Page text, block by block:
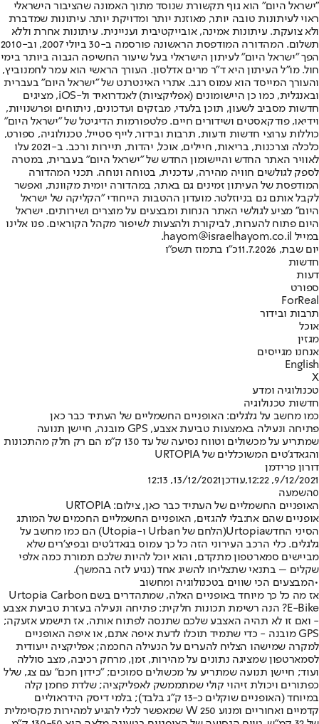
"ישראל היום" הוא גוף תקשורת שנוסד מתוך האמונה שהציבור הישראלי
ראוי לעיתונות טובה יותר, מאוזנת יותר ומדויקת יותר. עיתונות שמדברת
ולא צועקת. עיתונות אמינה, אובייקטיבית ועניינית. עיתונות אחרת וללא
תשלום. המהדורה המודפסת הראשונה פורסמה ב-30 ביולי 2007, וב-2010
הפך "ישראל היום" לעיתון הישראלי בעל שיעור החשיפה הגבוה ביותר בימי
חול. מו"ל העיתון היא ד"ר מרים אדלסון. העורך הראשי הוא עמר לחמנוביץ,
והעורך המייסד הוא עמוס רגב. אתרי האינטרנט של "ישראל היום" בעברית
ובאנגלית, כמו כן היישומונים (אפליקציות) לאנדרואיד ול-iOS, מציגים
חדשות מסביב לשעון, תוכן בלעדי, מבזקים ועדכונים, ניתוחים ופרשנויות,
וידיאו, פודקאסטים ושידורים חיים. פלטפורמות הדיגיטל של "ישראל היום"
כוללות ערוצי חדשות ודעות, תרבות ובידור, לייף סטייל, טכנולוגיה, ספורט,
כלכלה וצרכנות, בריאות, חיילים, אוכל, יהדות, תיירות ורכב. ב-2021 עלו
לאוויר האתר החדש והיישומון החדש של "ישראל היום" בעברית, במטרה
לספק לגולשים חוויה מהירה, עדכנית, בטוחה ונוחה. תכני המהדורה
המודפסת של העיתון זמינים גם באתר, במהדורה יומית מקוונת, ואפשר
לקבל אותם גם בניוזלטר. מועדון ההטבות הייחודי "הקליקה של ישראל
היום" מציע לגולשי האתר הנחות ומבצעים על מוצרים ושירותים. ישראל
היום פתוח להערות, לביקורת ולהצעות לשיפור מקהל הקוראים. פנו אלינו
במייל hayom@israelhayom.co.il.
יום שבת, 11.7.2026
כ"ו בתמוז תשפ"ו
חדשות
דעות
ספורט
ForReal
תרבות ובידור
אוכל
מגזין
אנחנו מגייסים
English
X
טכנולוגיה ומדע
חדשות טכנולוגיה
כמו מחשב על גלגלים: האופניים החשמליים של העתיד כבר כאן
פתיחה ונעילה באמצעות טביעת אצבע, GPS מובנה, חיישן תנועה
שמתריע על מכשולים וטווח נסיעה של עד 130 ק"מ הם רק חלק מהתכונות
והגאדג'טים המשוכללים של URTOPIA
דורון פרידמן
9/12/2021, 12:22
,עודכן13/12/2021, 12:13
0השמעה
האופניים החשמליים של העתיד כבר כאן, צילום: URTOPIA
אופניים שהם אח:בלי להגזים, האופניים החשמליים החכמים של המותג
הסיני החדשUrtopia
(הלחם של Urban ו-Utopia) הם כמו מחשב על
גלגלים. כלי הרכב העירוני הזה כל כך עמוס בגאדג'טים ובפיצ'רים שלא
מביישים סמארטפון מתקדם, והוא יוכל להיות שלכם תמורת כמה אלפי
שקלים – בתנאי שתצליחו להשיג אחד (נגיע לזה בהמשך).
•המבצעים הכי שווים בטכנולוגיה ומחשוב
אז מה כל כך מיוחד באופניים האלה, שמתהדרים בשם Urtopia Carbon
E-Bike? הנה רשימת תכונות חלקית: פתיחה ונעילה בעזרת טביעת אצבע
- ואם זו לא תהיה האצבע שלכם שתנסה לפתוח אותה, אז תישמע אזעקה;
GPS מובנה - כדי שתמיד תוכלו לדעת איפה אתם, או איפה האופניים
למקרה שמישהו הצליח להערים על הנעילה החכמה; אפליקציה ייעודית
לסמארטפון שמציגה נתונים על מהירות, זמן, מרחק רכיבה, מצב סוללה
ועוד; חיישן תנועה שמתריע על מכשולים סמוכים; "כידון חכם" עם צג, שלל
כפתורים ויכולת זיהוי קולי שמתממשק לאפליקציה; שלדת פחמן קלה
במיוחד (האופניים שוקלים כ-13 ק"ג בלבד); בלמי דיסק הידראוליים
קדמיים ואחוריים ומנוע 250 W שמאפשר לכלי להגיע למהירות מקסימלית